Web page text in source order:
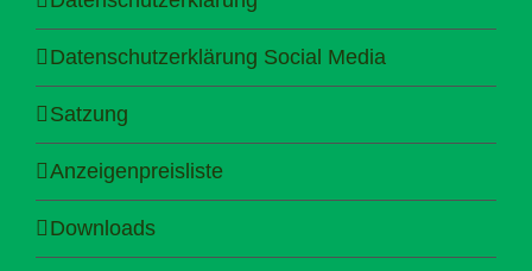
Datenschutzerklärung Social Media
Satzung
Anzeigenpreisliste
Downloads